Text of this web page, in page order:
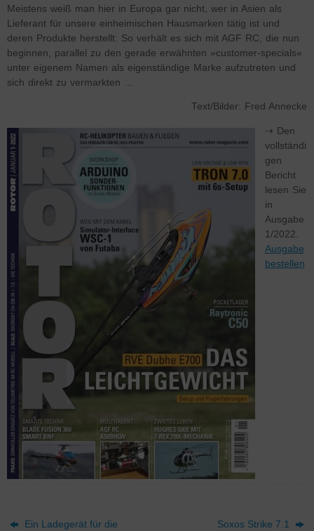
Meistens weiß man hier in Europa gar nicht, wer in Asien als
Lieferant für unsere einheimischen Hausmarken tätig ist und
deren Produkte herstellt. So verhält es sich mit AGF RC, die nun
beginnen, parallel zu den gerade erwähnten »customer-specials«
unter eigenem Namen als eigenständige Marke aufzutreten und
sich direkt zu vermarkten …
Text/Bilder: Fred Annecke
⇢ Den
vollständi
gen
Bericht
lesen Sie
in
Ausgabe
1/2022.
Ausgabe
bestellen
Ein Ladegerät für die
Soxos Strike 7.1